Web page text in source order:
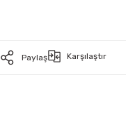
Paylaş Karşılaştır